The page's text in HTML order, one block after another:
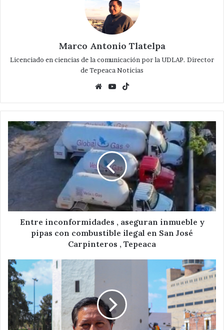
Marco Antonio Tlatelpa
Licenciado en ciencias de la comunicación por la UDLAP. Director
de Tepeaca Noticias
WebsiteYouTube
Entre
inconformidades
,
aseguran
inmueble
combustible
ilegal
Carpinteros
,
Tepeaca
Entre inconformidades , aseguran inmueble y
pipas con combustible ilegal en San José
Carpinteros , Tepeaca
La
probable
reelección
Claudia
Rivera
Vivanco:
el